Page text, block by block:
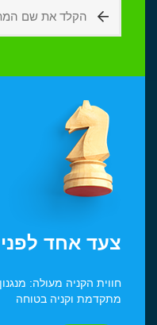
צעד אחד
חווית הקניה מעולה:
מתקדמת וקניה בטוחה